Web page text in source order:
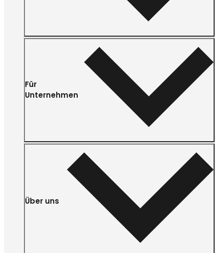
Für
Unternehmen
Über uns